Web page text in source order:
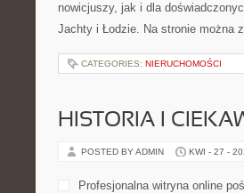
nowicjuszy, jak i dla
Jachty i Łodzie. Na stronie można
CATEGORIES: NIERUCHOMOŚCI
HISTORIA I
POSTED BY ADMIN KWI - 27 -
Profesjonalna witryna online